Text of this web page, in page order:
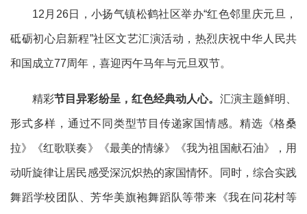
12 月 26日， 小扬气镇松鹤社区举办“红色邻里庆元旦，
砥砺初心启新程”社区文艺汇演活动 ，热烈庆祝中华人民共
和国成立77周年，喜迎丙午马年与元旦双节。
精彩节目异彩纷呈 ，红色经典动人心。 汇演主题鲜明、
形式多样，通过不同类型节目传递家国情感。精选 《格桑
拉》《红歌联奏》 《最美的情缘》《我为祖国献石油》，用
动听旋律让居民感受深沉炽热的家国情怀。同时，综合实践
舞蹈学校团队、芳华美旗袍舞蹈队等带来《我在问花村等